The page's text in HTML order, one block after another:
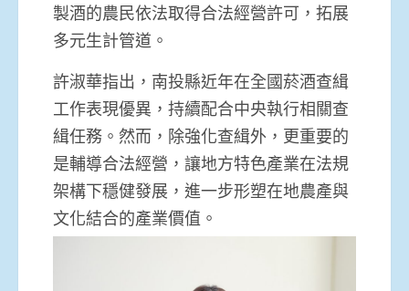
製酒的農民依法取得合法經營許可，拓展
多元生計管道。
許淑華指出，南投縣近年在全國菸酒查緝
工作表現優異，持續配合中央執行相關查
緝任務。然而，除強化查緝外，更重要的
是輔導合法經營，讓地方特色產業在法規
架構下穩健發展，進一步形塑在地農產與
文化結合的產業價值。